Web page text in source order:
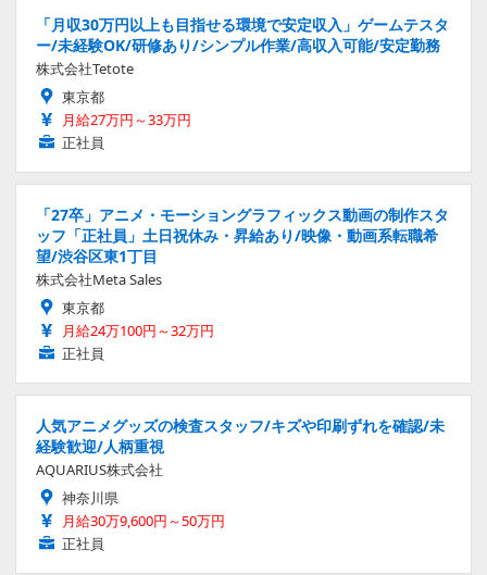
「月収30万円以上も目指せる環境で安定収入」ゲームテスタ
ー/未経験OK/研修あり/シンプル作業/高収入可能/安定勤務
株式会社Tetote
東京都
月給27万円～33万円
正社員
「27卒」アニメ・モーショングラフィックス動画の制作スタ
ッフ「正社員」土日祝休み・昇給あり/映像・動画系転職希
望/渋谷区東1丁目
株式会社Meta Sales
東京都
月給24万100円～32万円
正社員
人気アニメグッズの検査スタッフ/キズや印刷ずれを確認/未
経験歓迎/人柄重視
AQUARIUS株式会社
神奈川県
月給30万9,600円～50万円
正社員